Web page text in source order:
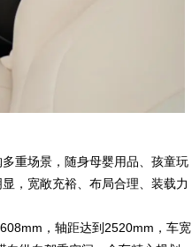
重场景，随身母婴用品、孩童玩
，宽敞充裕、布局合理、装载力
，轴距达到2520mm，车宽